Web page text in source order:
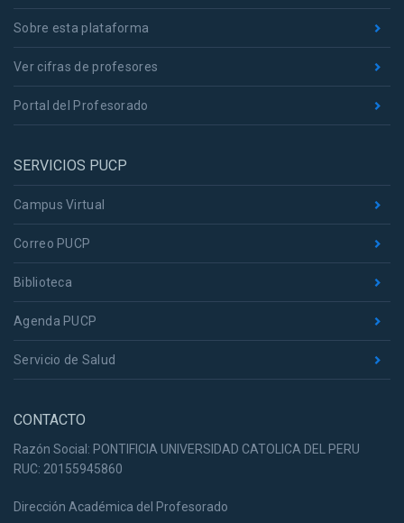
Sobre esta plataforma
Ver cifras de profesores
Portal del Profesorado
SERVICIOS PUCP
Campus Virtual
Correo PUCP
Biblioteca
Agenda PUCP
Servicio de Salud
CONTACTO
Razón Social: PONTIFICIA UNIVERSIDAD CATOLICA DEL PERU
RUC: 20155945860
Dirección Académica del Profesorado